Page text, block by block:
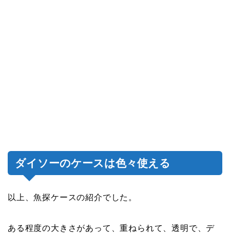
ダイソーのケースは色々使える
以上、魚探ケースの紹介でした。
ある程度の大きさがあって、重ねられて、透明で、デ